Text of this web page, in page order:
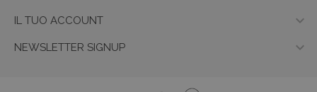
IL TUO ACCOUNT 
NEWSLETTER SIGNUP 